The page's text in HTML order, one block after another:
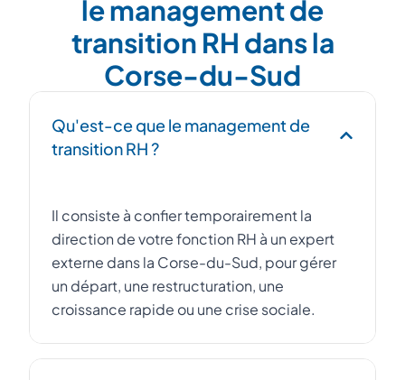
le management de
transition RH dans la
Corse-du-Sud
Qu'est-ce que le management de
transition RH ?
Il consiste à confier temporairement la
direction de votre fonction RH à un expert
externe dans la Corse-du-Sud, pour gérer
un départ, une restructuration, une
croissance rapide ou une crise sociale.